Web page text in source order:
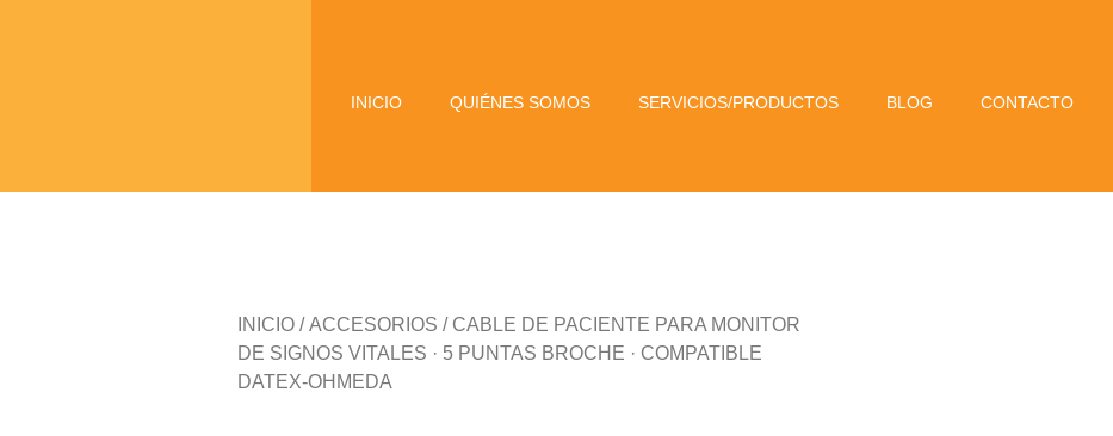
INICIO QUIÉNES SOMOS SERVICIOS/PRODUCTOS BLOG CONTACTO
INICIO /ACCESORIOS / CABLE DE PACIENTE PARA MONITOR
DE SIGNOS VITALES · 5 PUNTAS BROCHE · COMPATIBLE
DATEX-OHMEDA